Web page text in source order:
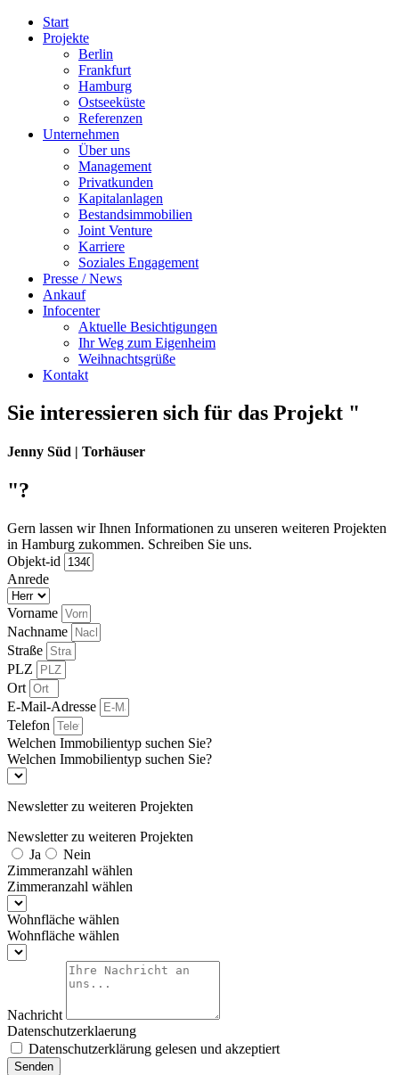
Start
Projekte
Berlin
Frankfurt
Hamburg
Ostseeküste
Referenzen
Unternehmen
Über uns
Management
Privatkunden
Kapitalanlagen
Bestandsimmobilien
Joint Venture
Karriere
Soziales Engagement
Presse / News
Ankauf
Infocenter
Aktuelle Besichtigungen
Ihr Weg zum Eigenheim
Weihnachtsgrüße
Kontakt
Sie interessieren sich für das Projekt "
Jenny Süd | Torhäuser
"?
Gern lassen wir Ihnen Informationen zu unseren weiteren Projekten
in Hamburg zukommen. Schreiben Sie uns.
Objekt-id
Anrede
Vorname
Nachname
Straße
PLZ
Ort
E-Mail-Adresse
Telefon
Welchen Immobilientyp suchen Sie?
Welchen Immobilientyp suchen Sie?
Newsletter zu weiteren Projekten
Newsletter zu weiteren Projekten
Ja
Nein
Zimmeranzahl wählen
Zimmeranzahl wählen
Wohnfläche wählen
Wohnfläche wählen
Nachricht
Datenschutzerklaerung
Datenschutzerklärung gelesen und akzeptiert
Senden